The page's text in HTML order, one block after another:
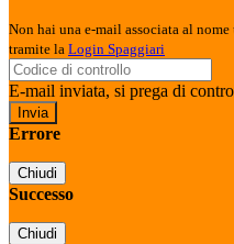
Non hai una e-mail associata al
tramite la Login Spaggiari
E-mail inviata, si prega di
Errore
Chiudi
Successo
Chiudi